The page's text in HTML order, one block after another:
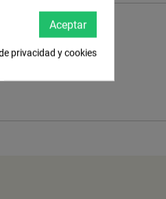
90%
Aceptar
privacidad y cookies